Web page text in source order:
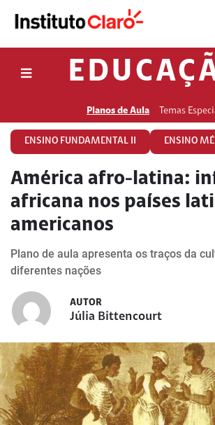
Planos de Aula Temas
ENSINO FUNDAMENTAL II ENSINO
América afro-latina:
africana nos países
americanos
Plano de aula apresenta os traços da
diferentes nações
AUTOR
Júlia Bittencourt